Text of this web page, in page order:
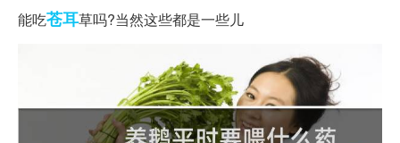
能吃苍耳草吗?当然这些都是一些儿